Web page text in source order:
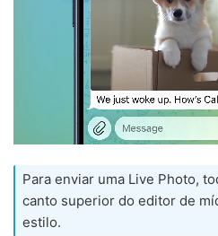
Para enviar uma Live Photo,
canto superior do editor de
estilo.